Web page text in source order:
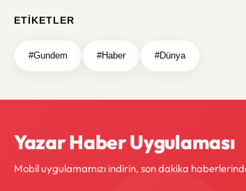
ETIKETLER
#Gundem #Haber #Dünya
Yazar Haber Uygulaması
Mobil uygulamamızı indirin, son dakika